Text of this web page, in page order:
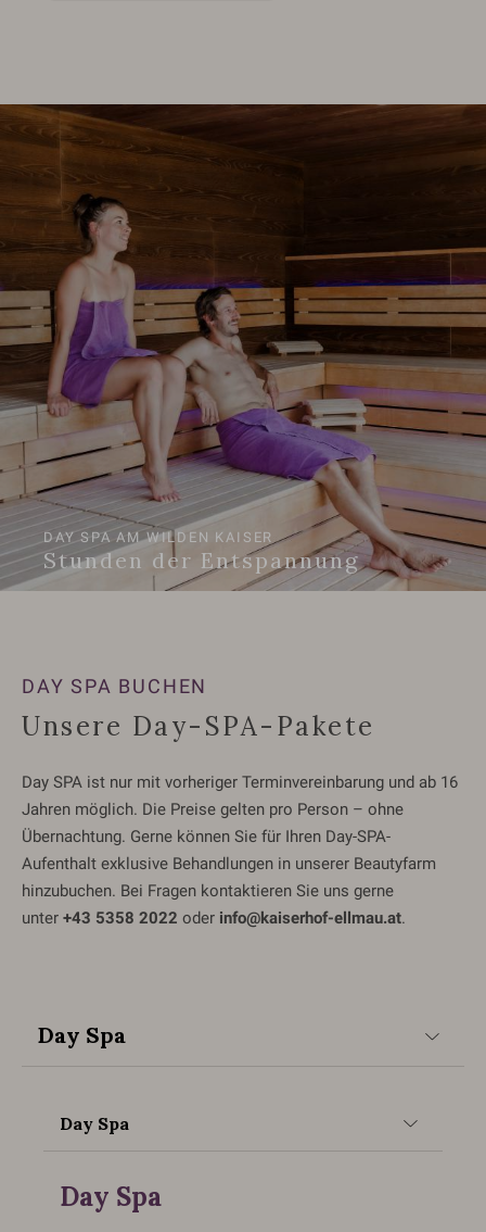
DAY SPA AM WILDEN KAISER
Stunden der Entspannung
DAY SPA BUCHEN
Unsere Day-SPA-Pakete
Day SPA ist nur mit vorheriger Terminvereinbarung und ab 16
Jahren möglich. Die Preise gelten pro Person – ohne
Übernachtung. Gerne können Sie für Ihren Day-SPA-
Aufenthalt exklusive Behandlungen in unserer Beautyfarm
hinzubuchen. Bei Fragen kontaktieren Sie uns gerne
unter +43 5358 2022 oder info@kaiserhof-ellmau.at.
Day Spa
Day Spa
Day Spa